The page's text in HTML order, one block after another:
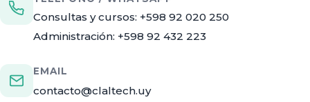
Consultas y cursos: +598 92 020 250
Administración: +598 92 432 223
EMAIL
contacto@claltech.uy